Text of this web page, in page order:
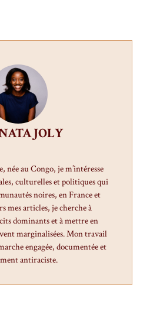
JOLY
née au Congo, je m’intéresse
culturelles et politiques qui
noires, en France et
mes articles, je cherche à
dominants et à mettre en
marginalisées. Mon travail
engagée, documentée et
antiraciste.